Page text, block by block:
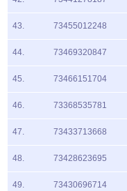
43. 73455012248
44. 73469320847
45. 73466151704
46. 73368535781
47. 73433713668
48. 73428623695
49. 73430696714